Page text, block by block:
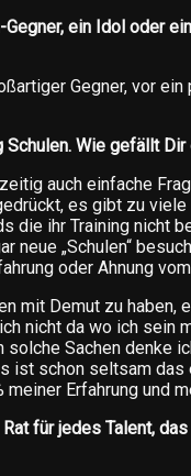
ein Idol oder
Gegner, vor ein
Wie gefällt
auch einfache
es gibt zu
die ihr Training nicht
neue „Schulen“
oder Ahnung
mit Demut zu haben,
nicht da wo ich sein
solche Sachen denke
ist schon seltsam das
Erfahrung und
für jedes Talent,